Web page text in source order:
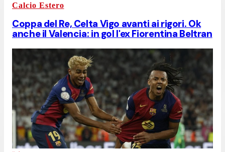
Calcio Estero
Coppa del Re, Celta Vigo avanti ai rigori. Ok
anche il Valencia: in gol l'ex Fiorentina Beltran